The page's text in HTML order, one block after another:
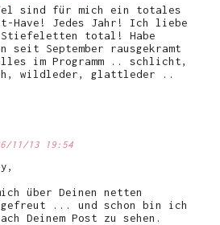
sind für mich ein totales
Have! Jedes Jahr! Ich liebe
total! Habe
seit September rausgekramt
im Programm .. schlicht,
wildleder, glattleder ..
11/13 19:54
über Deinen netten
gefreut ... und schon bin ich
Deinem Post zu sehen.